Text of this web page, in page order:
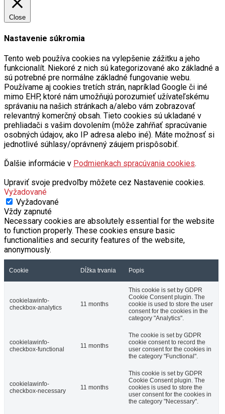
Close
Nastavenie súkromia
Tento web používa cookies na vylepšenie zážitku a jeho
funkcionalít. Niekoré z nich sú kategorizované ako základné a
sú potrebné pre normálne základné fungovanie webu.
Používame aj cookies tretích strán, napríklad Google či iné
mimo EHP, ktoré nám umožňujú porozumieť užívateľskému
správaniu na našich stránkach a/alebo vám zobrazovať
relevantný komerčný obsah. Tieto cookies sú ukladané v
prehliadači s vašim dovolením (môže zahŕňať spracúvanie
osobných údajov, ako IP adresa alebo iné). Máte možnosť si
jednotlivé súhlasy/oprávnený záujem prispôsobiť.
Ďalšie informácie v Podmienkach spracúvania cookies.
Upraviť svoje predvoľby môžete cez Nastavenie cookies.
Vyžadované
Vyžadované
Vždy zapnuté
Necessary cookies are absolutely essential for the website
to function properly. These cookies ensure basic
functionalities and security features of the website,
anonymously.
Cookie Dĺžka trvania Popis
cookielawinfo-
checkbox-analytics
11 months
This cookie is set by GDPR
Cookie Consent plugin. The
cookie is used to store the user
consent for the cookies in the
category "Analytics".
cookielawinfo-
checkbox-functional
11 months
The cookie is set by GDPR
cookie consent to record the
user consent for the cookies in
the category "Functional".
cookielawinfo-
checkbox-necessary
11 months
This cookie is set by GDPR
Cookie Consent plugin. The
cookies is used to store the
user consent for the cookies in
the category "Necessary".